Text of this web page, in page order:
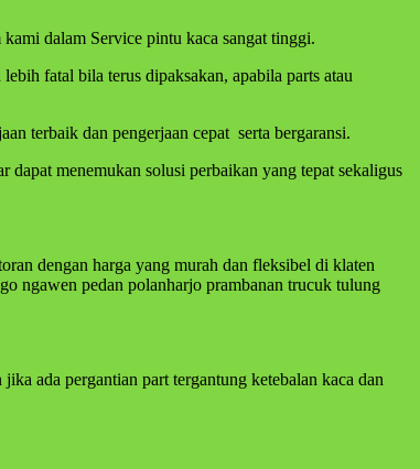
dalam Service pintu kaca sangat tinggi.
fatal bila terus dipaksakan, apabila parts atau
terbaik dan pengerjaan cepat serta bergaransi.
menemukan solusi perbaikan yang tepat sekaligus
dengan harga yang murah dan fleksibel di klaten
ngawen pedan polanharjo prambanan trucuk tulung
ada pergantian part tergantung ketebalan kaca dan